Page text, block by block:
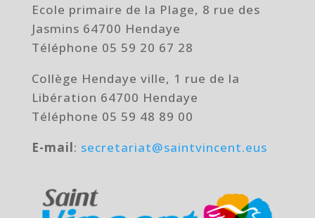
Ecole primaire de la Plage, 8 rue des
Jasmins 64700 Hendaye
Téléphone 05 59 20 67 28
Collège Hendaye ville, 1 rue de la
Libération 64700 Hendaye
Téléphone 05 59 48 89 00
E-mail: secretariat@saintvincent.eus